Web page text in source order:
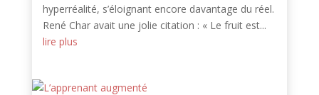
hyperréalité, s’éloignant encore davantage du réel.
René Char avait une jolie citation : « Le fruit est...
lire plus